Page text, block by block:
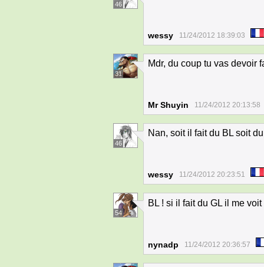
46
wessy 11/24/2012 18:39:03
31
Mdr, du coup tu vas devoir
Mr Shuyin 11/24/2012 20:13:58
46
Nan, soit il fait du BL soit
wessy 11/24/2012 20:23:51
54
BL ! si il fait du GL il me
nynadp 11/24/2012 20:36:57